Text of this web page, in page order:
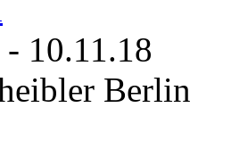
- 10.11.18
Berlin